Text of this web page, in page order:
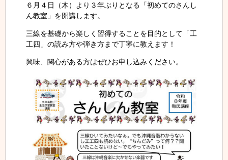
６月４日（木）より３年ぶりとなる「初めてのさんし
ん教室」を開講します。
三線を基礎から楽しく習得することを目的として「工
工四」の読み方や弾き方まで丁寧に教えます！
興味、関心がある方はぜひお申し込みください。